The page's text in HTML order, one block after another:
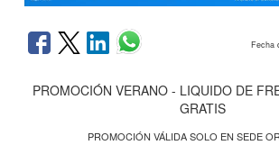
Fecha
PROMOCIÓN VERANO - LIQUIDO DE
GRATIS
PROMOCIÓN VÁLIDA SOLO EN SEDE